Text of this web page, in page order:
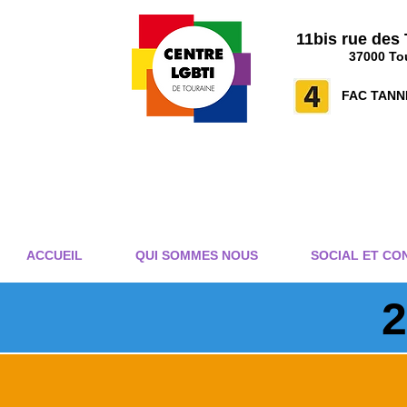
11bis rue des
37000
FAC
ACCUEIL QUI SOMMES NOUS SOCIAL ET